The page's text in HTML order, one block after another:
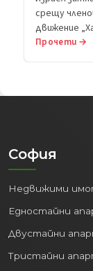
срещу
движение
Прочети →
София
Недвижими
Едностайни
Двустайни
Тристайни